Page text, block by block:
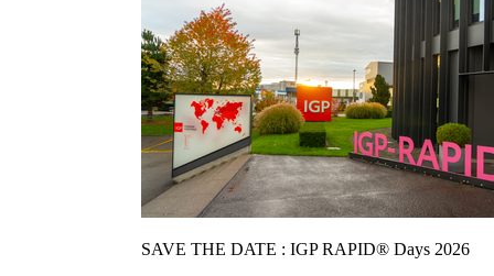
SAVE THE DATE : IGP RAPID® Days 2026